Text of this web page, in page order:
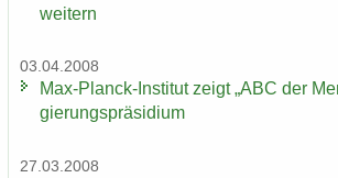
wei­tern
03.04.2008
Max-​Planck-Institut zeigt „ABC der
gie­rungs­prä­si­di­um
27.03.2008